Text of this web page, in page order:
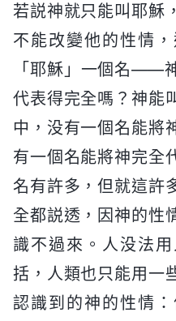
若説神就只能叫耶穌
不能改變他的性情
「耶穌」一個名——
代表得完全嗎？神能
中，没有一個名能將
有一個名能將神完全
名有許多，但就這許
全都説透，因神的性
識不過來。人没法
括，人類也只能用一
認識到的神的性情